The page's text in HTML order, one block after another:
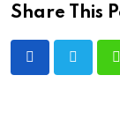
Share This